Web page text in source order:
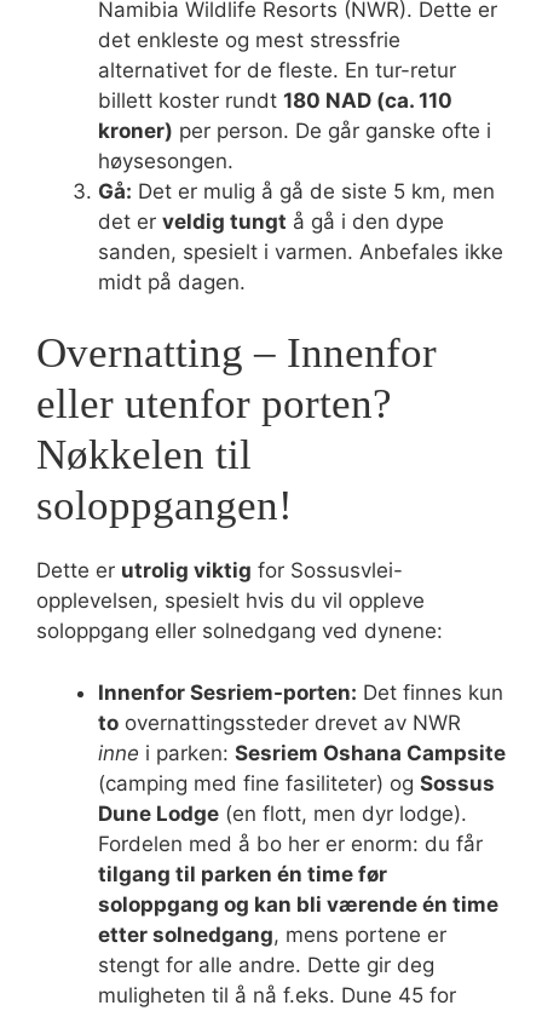
Namibia Wildlife Resorts (NWR). Dette er
det enkleste og mest stressfrie
alternativet for de fleste. En tur-retur
billett koster rundt 180 NAD (ca. 110
kroner) per person. De går ganske ofte i
høysesongen.
Gå: Det er mulig å gå de siste 5 km, men
det er veldig tungt å gå i den dype
sanden, spesielt i varmen. Anbefales ikke
midt på dagen.
Overnatting – Innenfor
eller utenfor porten?
Nøkkelen til
soloppgangen!
Dette er utrolig viktig for Sossusvlei-
opplevelsen, spesielt hvis du vil oppleve
soloppgang eller solnedgang ved dynene:
Innenfor Sesriem-porten: Det finnes kun
to overnattingssteder drevet av NWR
inne i parken: Sesriem Oshana Campsite
(camping med fine fasiliteter) og Sossus
Dune Lodge (en flott, men dyr lodge).
Fordelen med å bo her er enorm: du får
tilgang til parken én time før
soloppgang og kan bli værende én time
etter solnedgang, mens portene er
stengt for alle andre. Dette gir deg
muligheten til å nå f.eks. Dune 45 for